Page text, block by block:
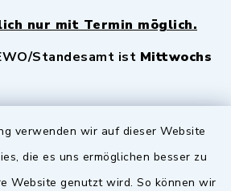
verwenden wir auf dieser Website
die es uns ermöglichen besser zu
Website genutzt wird. So können wir
nur mit Termin möglich.
Standesamt ist Mittwochs